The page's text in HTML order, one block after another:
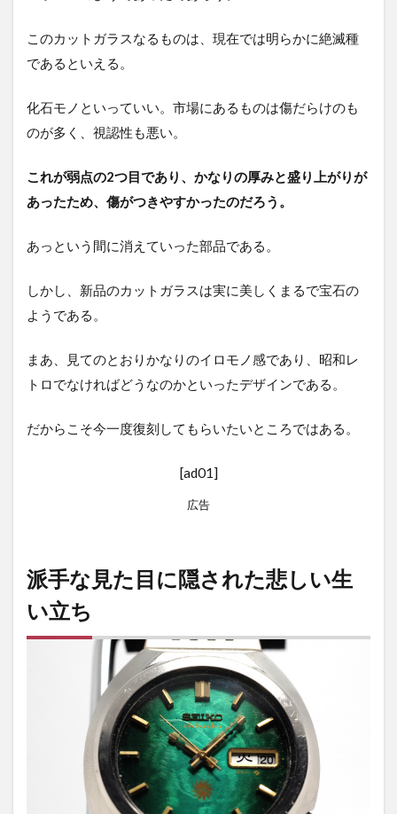
このカットガラスなるものは、現在では明らかに絶滅種
であるといえる。
化石モノといっていい。市場にあるものは傷だらけのも
のが多く、視認性も悪い。
これが弱点の2つ目であり、かなりの厚みと盛り上がりが
あったため、傷がつきやすかったのだろう。
あっという間に消えていった部品である。
しかし、新品のカットガラスは実に美しくまるで宝石の
ようである。
まあ、見てのとおりかなりのイロモノ感であり、昭和レ
トロでなければどうなのかといったデザインである。
だからこそ今一度復刻してもらいたいところではある。
[ad01]
広告
派手な見た目に隠された悲しい生
い立ち